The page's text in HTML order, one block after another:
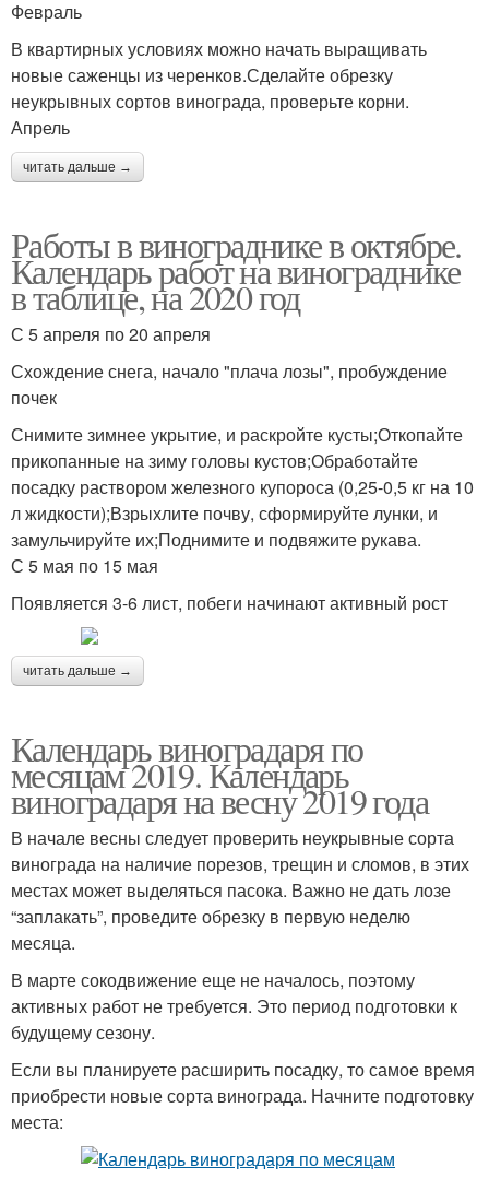
Февраль
В квартирных условиях можно начать выращивать
новые саженцы из черенков.Сделайте обрезку
неукрывных сортов винограда, проверьте корни.
Апрель
читать дальше →
Работы в винограднике в октябре.
Календарь работ на винограднике
в таблице, на 2020 год
С 5 апреля по 20 апреля
Схождение снега, начало "плача лозы", пробуждение
почек
Снимите зимнее укрытие, и раскройте кусты;Откопайте
прикопанные на зиму головы кустов;Обработайте
посадку раствором железного купороса (0,25-0,5 кг на 10
л жидкости);Взрыхлите почву, сформируйте лунки, и
замульчируйте их;Поднимите и подвяжите рукава.
С 5 мая по 15 мая
Появляется 3-6 лист, побеги начинают активный рост
читать дальше →
Календарь виноградаря по
месяцам 2019. Календарь
виноградаря на весну 2019 года
В начале весны следует проверить неукрывные сорта
винограда на наличие порезов, трещин и сломов, в этих
местах может выделяться пасока. Важно не дать лозе
“заплакать”, проведите обрезку в первую неделю
месяца.
В марте сокодвижение еще не началось, поэтому
активных работ не требуется. Это период подготовки к
будущему сезону.
Если вы планируете расширить посадку, то самое время
приобрести новые сорта винограда. Начните подготовку
места: